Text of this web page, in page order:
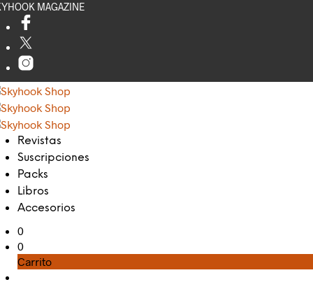
MAGAZINE
Revistas
Suscripciones
Packs
Libros
Accesorios
0
0
Carrito